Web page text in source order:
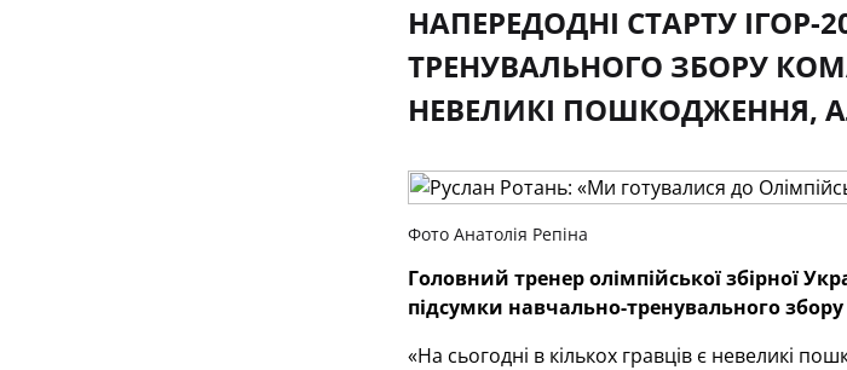
НАПЕРЕДОДНІ СТАРТУ
ТРЕНУВАЛЬНОГО ЗБОРУ
НЕВЕЛИКІ ПОШКОДЖЕННЯ,
Фото Анатолія Репіна
Головний тренер олімпійської збірної
підсумки навчально-тренувального
«На сьогодні в кількох гравців є невеликі